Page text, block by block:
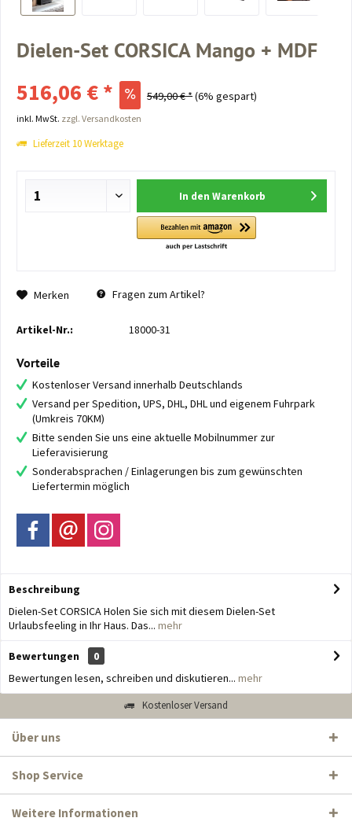
Dielen-Set CORSICA Mango + MDF
516,06 € * 549,00 € *(6% gespart)
inkl. MwSt. zzgl. Versandkosten
Lieferzeit 10 Werktage
In den Warenkorb
Merken Fragen zum Artikel?
Artikel-Nr.: 18000-31
Vorteile
Kostenloser Versand innerhalb Deutschlands
Versand per Spedition, UPS, DHL, DHL und eigenem Fuhrpark
(Umkreis 70KM)
Bitte senden Sie uns eine aktuelle Mobilnummer zur
Lieferavisierung
Sonderabsprachen / Einlagerungen bis zum gewünschten
Liefertermin möglich
Beschreibung
Dielen-Set CORSICA Holen Sie sich mit diesem Dielen-Set
Urlaubsfeeling in Ihr Haus. Das... mehr
Bewertungen
0
Bewertungen lesen, schreiben und diskutieren... mehr
Kostenloser Versand
Über uns
Shop Service
Weitere Informationen